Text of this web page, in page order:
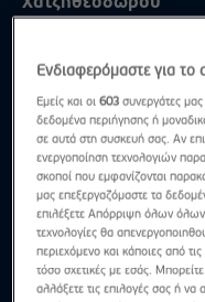
Ενδιαφερόμαστε για
Εμείς και οι603 συνεργάτες
δεδομένα περιήγησης ή
σε αυτά στη συσκευή σας. Αν
ενεργοποίηση τεχνολογιών
σκοποί που εμφανίζονται
μας επεξεργαζόμαστε τα
επιλέξετε Απόρριψη όλων
τεχνολογίες θα
περιεχόμενο και κάποιες από
τόσο σχετικές με εσάς.
αλλάξετε τις επιλογές σας ή